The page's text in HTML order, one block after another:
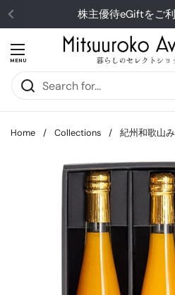
Skip to content 株主優待eGiftをご
Open menu
MENU
Home / Collections / 紀州和歌山